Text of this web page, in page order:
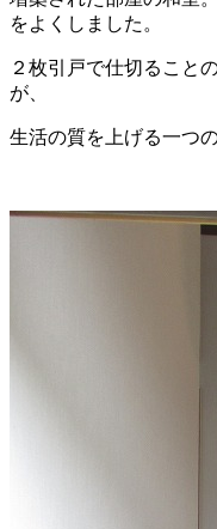
をよくしました。
２枚引戸で仕切ること
が、
生活の質を上げる一つ